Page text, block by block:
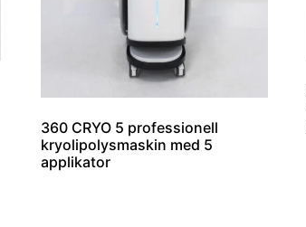
360 CRYO 5 professionell
kryolipolysmaskin med 5
applikator